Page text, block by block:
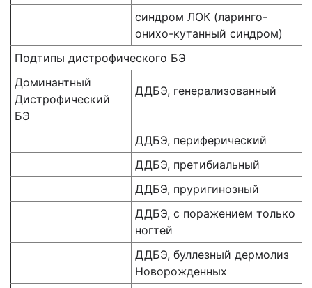
синдром ЛОК (ларинго-
онихо-кутанный синдром)
Подтипы дистрофического БЭ
Доминантный
Дистрофический
БЭ
ДДБЭ, генерализованный
ДДБЭ, периферический
ДДБЭ, претибиальный
ДДБЭ, пруригинозный
ДДБЭ, с поражением только
ногтей
ДДБЭ, буллезный дермолиз
Новорожденных